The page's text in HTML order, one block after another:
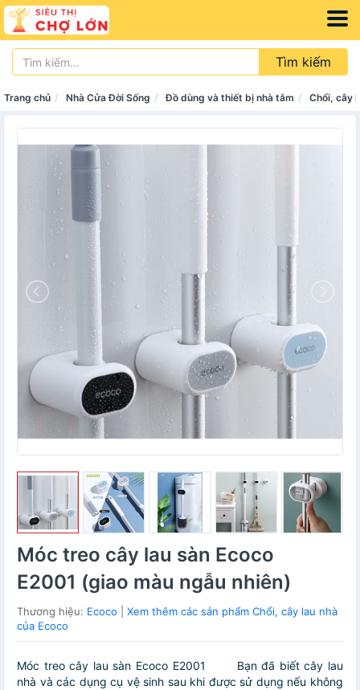
Tìm kiếm
Trang chủ Nhà Cửa Đời Sống Đồ dùng và thiết bị nhà tắm Chổi, cây
Móc treo cây lau sàn Ecoco
E2001 (giao màu ngẫu nhiên)
Thương hiệu: Ecoco
Xem thêm các sản phẩm Chổi, cây lau nhà
của Ecoco
Móc treo cây lau sàn Ecoco E2001 Bạn đã biết cây lau
nhà và các dụng cụ vệ sinh sau khi được sử dụng nếu không